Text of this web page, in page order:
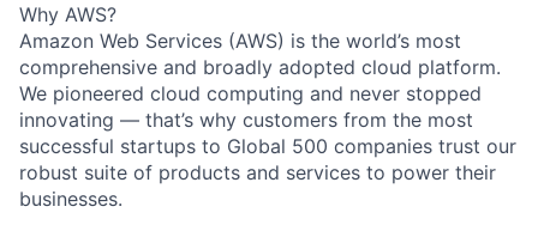
Why AWS?
Amazon Web Services (AWS) is the world’s most
comprehensive and broadly adopted cloud platform.
We pioneered cloud computing and never stopped
innovating — that’s why customers from the most
successful startups to Global 500 companies trust our
robust suite of products and services to power their
businesses.